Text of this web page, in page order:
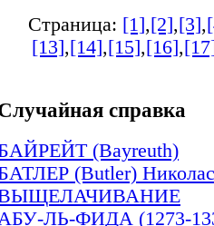
Страница: [1],[2],[3],
[13],[14],[15],[16],
справка
(Bayreuth)
(Butler)
АБУ-ЛЬ-ФИДА (1273-